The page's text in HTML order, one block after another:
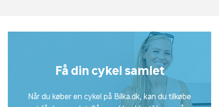
Få din cykel samlet
Når du køber en cykel på Bilka.dk, kan du tilkøbe